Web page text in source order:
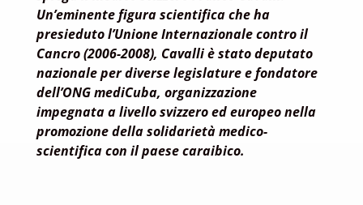
Un’eminente figura scientifica che ha
presieduto l’Unione Internazionale contro il
Cancro (2006-2008), Cavalli è stato deputato
nazionale per diverse legislature e fondatore
dell’ONG mediCuba, organizzazione
impegnata a livello svizzero ed europeo nella
promozione della solidarietà medico-
scientifica con il paese caraibico.